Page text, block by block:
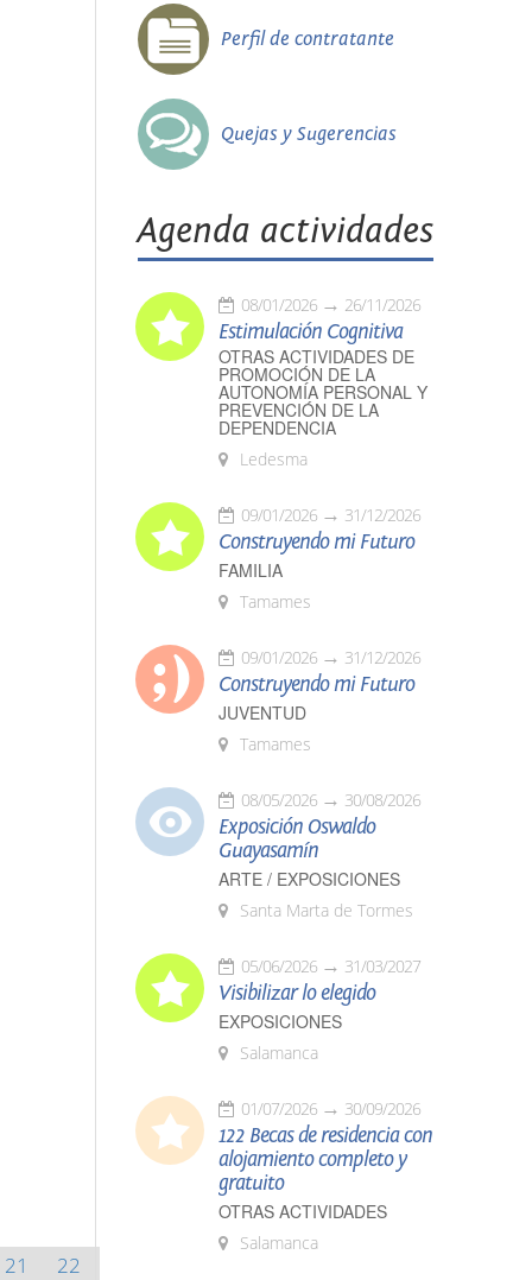
21
22
Perfil de contratante
Quejas y Sugerencias
Agenda actividades
08/01/2026 26/11/2026
Estimulación Cognitiva
OTRAS ACTIVIDADES DE
PROMOCIÓN DE LA
AUTONOMÍA PERSONAL Y
PREVENCIÓN DE LA
DEPENDENCIA
Ledesma
09/01/2026 31/12/2026
Construyendo mi Futuro
FAMILIA
Tamames
09/01/2026 31/12/2026
Construyendo mi Futuro
JUVENTUD
Tamames
08/05/2026 30/08/2026
Exposición Oswaldo
Guayasamín
ARTE / EXPOSICIONES
Santa Marta de Tormes
05/06/2026 31/03/2027
Visibilizar lo elegido
EXPOSICIONES
Salamanca
01/07/2026 30/09/2026
122 Becas de residencia con
alojamiento completo y
gratuito
OTRAS ACTIVIDADES
Salamanca